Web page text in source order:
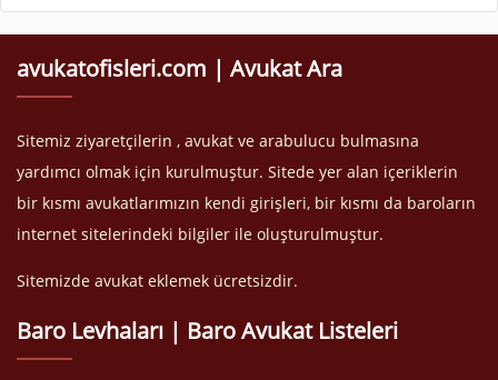
avukatofisleri.com | Avukat Ara
Sitemiz ziyaretçilerin , avukat ve arabulucu bulmasına
yardımcı olmak için kurulmuştur. Sitede yer alan içeriklerin
bir kısmı avukatlarımızın kendi girişleri, bir kısmı da baroların
internet sitelerindeki bilgiler ile oluşturulmuştur.
Sitemizde avukat eklemek ücretsizdir.
Baro Levhaları | Baro Avukat Listeleri